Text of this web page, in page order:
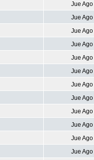
Jue
Jue
Jue
Jue
Jue
Jue
Jue
Jue
Jue
Jue
Jue
Jue